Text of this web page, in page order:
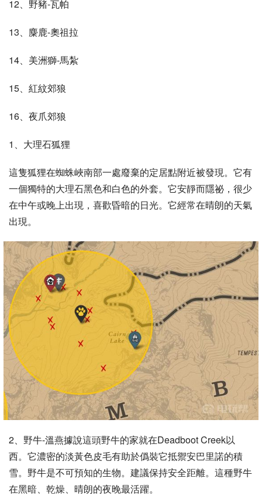
12、野豬-瓦帕
13、麋鹿-奧祖拉
14、美洲獅-馬紮
15、紅紋郊狼
16、夜爪郊狼
1、大理石狐狸
這隻狐狸在蜘蛛峽南部一處廢棄的定居點附近被發現。它有
一個獨特的大理石黑色和白色的外套。它安靜而隱祕，很少
在中午或晚上出現，喜歡昏暗的日光。它經常在晴朗的天氣
出現。
2、野牛-溫燕據說這頭野牛的家就在Deadboot Creek以
西。它濃密的淡黃色皮毛有助於僞裝它抵禦安巴里諾的積
雪。野牛是不可預知的生物。建議保持安全距離。這種野牛
在黑暗、乾燥、晴朗的夜晚最活躍。